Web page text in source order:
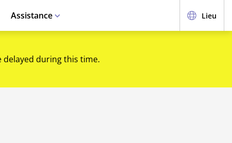
Assistance Lieu
delayed during this time.